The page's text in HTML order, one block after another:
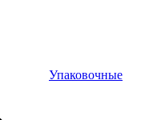
Упаковочные